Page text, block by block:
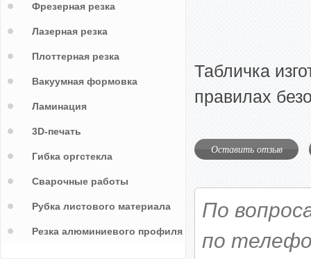
Табличка
правилах
Оставить отзыв
По
по
Фрезерная резка
Лазерная резка
Плоттерная резка
Вакуумная формовка
Ламинация
3D-печать
Гибка оргстекла
Сварочные работы
Рубка листового материала
Резка алюминиевого профиля